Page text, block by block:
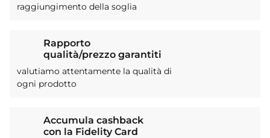
raggiungimento della soglia
Rapporto
qualità/prezzo garantiti
valutiamo attentamente la qualità di
ogni prodotto
Accumula cashback
con la Fidelity Card